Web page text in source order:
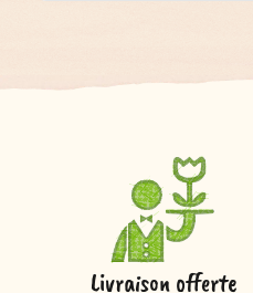
Livraison offerte